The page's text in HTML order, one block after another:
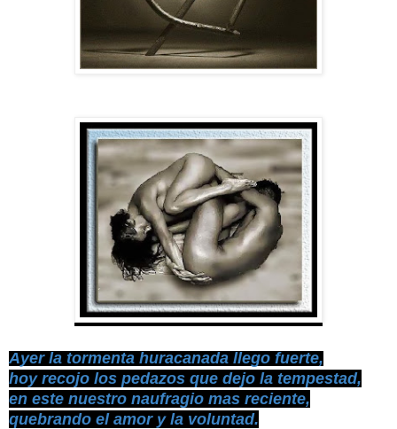
Ayer la tormenta huracanada llego fuerte,
hoy recojo los pedazos que dejo la tempestad,
en este nuestro naufragio mas reciente,
quebrando el amor y la voluntad.